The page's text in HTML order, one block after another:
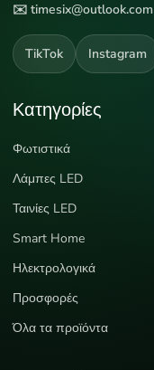
✉️ timesix@outlook.com
TikTok Instagram
Κατηγορίες
Φωτιστικά
Λάμπες LED
Ταινίες LED
Smart Home
Ηλεκτρολογικά
Προσφορές
Όλα τα προϊόντα